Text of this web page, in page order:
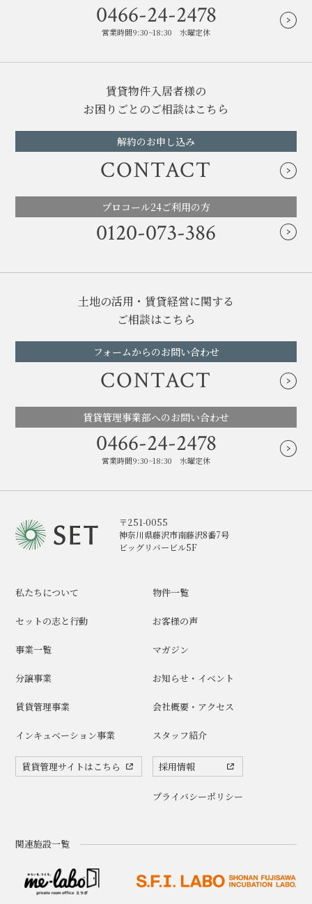
0466-24-2478
営業時間9:30~18:30 水曜定休
賃貸物件入居者様の
お困りごとのご相談はこちら
解約のお申し込み
CONTACT
プロコール24ご利用の方
0120-073-386
土地の活用・賃貸経営に関する
ご相談はこちら
フォームからのお問い合わせ
CONTACT
賃貸管理事業部へのお問い合わせ
0466-24-2478
営業時間9:30~18:30 水曜定休
〒251-0055
神奈川県藤沢市南藤沢8番7号
ビッグリバービル5F
私たちについて
セットの志と行動
事業一覧
分譲事業
賃貸管理事業
インキュベーション事業
賃貸管理サイトはこちら
物件一覧
お客様の声
マガジン
お知らせ・イベント
会社概要・アクセス
スタッフ紹介
採用情報
プライバシーポリシー
関連施設一覧